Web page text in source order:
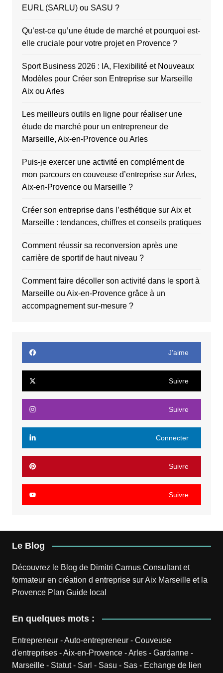
EURL (SARLU) ou SASU ?
Qu’est-ce qu’une étude de marché et pourquoi est-
elle cruciale pour votre projet en Provence ?
Sport Business 2026 : IA, Flexibilité et Nouveaux
Modèles pour Créer son Entreprise sur Marseille
Aix ou Arles
Les meilleurs outils en ligne pour réaliser une
étude de marché pour un entrepreneur de
Marseille, Aix-en-Provence ou Arles
Puis-je exercer une activité en complément de
mon parcours en couveuse d’entreprise sur Arles,
Aix-en-Provence ou Marseille ?
Créer son entreprise dans l’esthétique sur Aix et
Marseille : tendances, chiffres et conseils pratiques
Comment réussir sa reconversion après une
carrière de sportif de haut niveau ?
Comment faire décoller son activité dans le sport à
Marseille ou Aix-en-Provence grâce à un
accompagnement sur-mesure ?
J’aime
Suivre
Suivre
Connecter
Suivre
Suivre
Le Blog
Découvrez le Blog de Dimitri CarnusConsultant et
formateur en création d entreprise sur Aix Marseille et la
Provence Plan Guide local
En quelques mots :
Entrepreneur-Auto-entrepreneur- Couveuse
d'entreprises-Aix-en-Provence-Arles- Gardanne-
Marseille- Statut- Sarl - Sasu - Sas- Echange de lien